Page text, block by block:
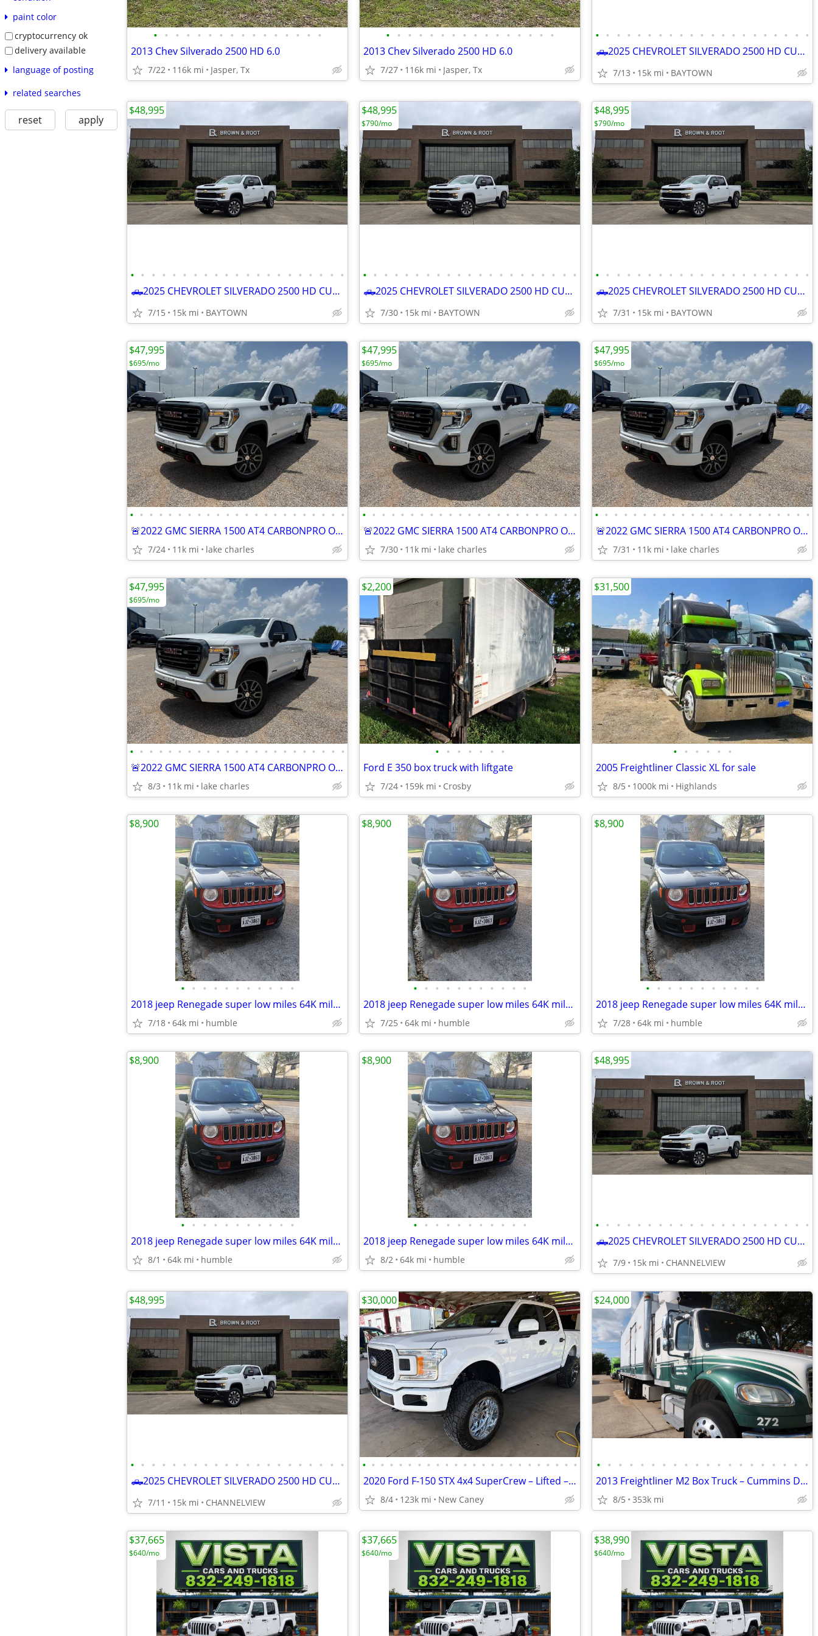
paint color
cryptocurrency ok
delivery available
language of posting
related searches
reset apply
• • • • • • • • • • • • • • • •
2013 Chev Silverado 2500 HD 6.0
7/22 116k mi Jasper, Tx
• • • • • • • • • • • • • • • •
2013 Chev Silverado 2500 HD 6.0
7/27 116k mi Jasper, Tx
• • • • • • • • • • • • • • • • • • • • •
🛻2025 CHEVROLET SILVERADO 2500 HD CUSTOM STRD BED 4x4
7/13 15k mi BAYTOWN
• • • • • • • • • • • • • • • • • • • • •
🛻2025 CHEVROLET SILVERADO 2500 HD CUSTOM STRD BED 4x4
7/15 15k mi BAYTOWN
$48,995
• • • • • • • • • • • • • • • • • • • • •
🛻2025 CHEVROLET SILVERADO 2500 HD CUSTOM STRD BED 4x4
7/30 15k mi BAYTOWN
$48,995
$790/mo
• • • • • • • • • • • • • • • • • • • • •
🛻2025 CHEVROLET SILVERADO 2500 HD CUSTOM STRD BED 4x4
7/31 15k mi BAYTOWN
$48,995
$790/mo
• • • • • • • • • • • • • • • • • • • • • • •
🚨2022 GMC SIERRA 1500 AT4 CARBONPRO ONLY 11k miles
7/24 11k mi lake charles
$47,995
$695/mo
• • • • • • • • • • • • • • • • • • • • • • •
🚨2022 GMC SIERRA 1500 AT4 CARBONPRO ONLY 11k miles
7/30 11k mi lake charles
$47,995
$695/mo
• • • • • • • • • • • • • • • • • • • • • • •
🚨2022 GMC SIERRA 1500 AT4 CARBONPRO ONLY 11k miles
7/31 11k mi lake charles
$47,995
$695/mo
• • • • • • • • • • • • • • • • • • • • • • •
🚨2022 GMC SIERRA 1500 AT4 CARBONPRO ONLY 11k miles
8/3 11k mi lake charles
$47,995
$695/mo
• • • • • • •
Ford E 350 box truck with liftgate
7/24 159k mi Crosby
$2,200
• • • • • •
2005 Freightliner Classic XL for sale
8/5 1000k mi Highlands
$31,500
• • • • • • • • • • •
2018 jeep Renegade super low miles 64K miles, like new
7/18 64k mi humble
$8,900
• • • • • • • • • • •
2018 jeep Renegade super low miles 64K miles, like new
7/25 64k mi humble
$8,900
• • • • • • • • • • •
2018 jeep Renegade super low miles 64K miles, like new
7/28 64k mi humble
$8,900
• • • • • • • • • • •
2018 jeep Renegade super low miles 64K miles, like new
8/1 64k mi humble
$8,900
• • • • • • • • • • •
2018 jeep Renegade super low miles 64K miles, like new
8/2 64k mi humble
$8,900
• • • • • • • • • • • • • • • • • • • • •
🛻2025 CHEVROLET SILVERADO 2500 HD CUSTOM STRD BED 4x4
7/9 15k mi CHANNELVIEW
$48,995
• • • • • • • • • • • • • • • • • • • • •
🛻2025 CHEVROLET SILVERADO 2500 HD CUSTOM STRD BED 4x4
7/11 15k mi CHANNELVIEW
$48,995
• • • • • • • • • • • • • • • • • • • • • • • •
2020 Ford F-150 STX 4x4 SuperCrew – Lifted – Clean Title –
8/4 123k mi New Caney
$30,000
• • • • • • • • • • • • • • • • • • • •
2013 Freightliner M2 Box Truck – Cummins Diesel – Reefer – Liftgate
8/5 353k mi
$24,000
$37,665
$640/mo
$37,665
$640/mo
$38,990
$640/mo